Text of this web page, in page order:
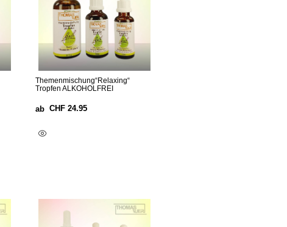
Themenmischung“Relaxing“
Tropfen ALKOHOLFREI
ab CHF 24.95